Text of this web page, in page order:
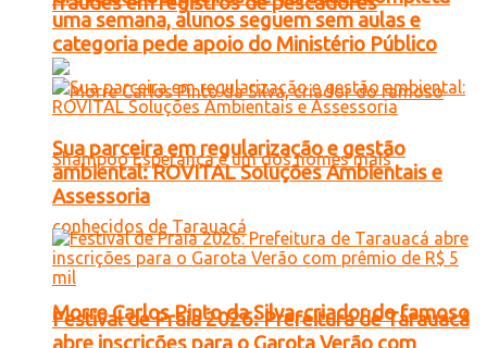
Morre Carlos Pinto da Silva, criador do famoso
uma semana, alunos seguem sem aulas e
categoria pede apoio do Ministério Público
Sua parceira em regularização e gestão
ambiental: ROVITAL Soluções Ambientais e
Assessoria
Festival de Praia 2026: Prefeitura de Tarauacá
abre inscrições para o Garota Verão com